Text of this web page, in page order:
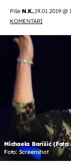
Piše N.K.,19.01.2019 @
KOMENTARI
Michaela Barišić (Foto:
Foto: Screenshot